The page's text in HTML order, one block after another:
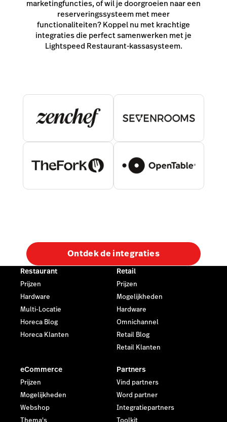
marketingfuncties, of wil je doorgroeien naar een
reserveringssysteem met meer
functionaliteiten? Koppel nu met krachtige
integraties die perfect samenwerken met je
Lightspeed Restaurant-kassasysteem.
Ontdek de integraties
Restaurant
Prijzen
Hardware
Multi-Locatie
Horeca Blog
Horeca Klanten
Retail
Prijzen
Mogelijkheden
Hardware
Omnichannel
Retail Blog
Retail Klanten
eCommerce
Prijzen
Mogelijkheden
Webshop
Partners
Vind partners
Word partner
Integratiepartners